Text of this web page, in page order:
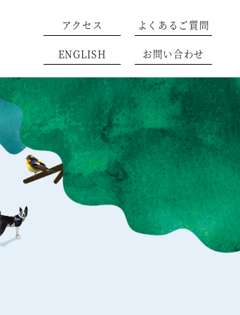
アクセス よくあるご質問
ENGLISH お問い合わせ